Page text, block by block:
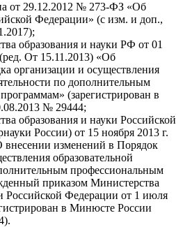
от 29.12.2012 № 273-ФЗ «Об
Федерации» (с изм. и доп.,
образования и науки РФ от 01
От 15.11.2013) «Об
организации и осуществления
по дополнительным
(зарегистрирован в
№ 29444;
образования и науки Российской
России) от 15 ноября 2013 г.
внесении изменений в Порядок
образовательной
профессиональным
приказом Министерства
Российской Федерации от 1 июля
в Минюсте России